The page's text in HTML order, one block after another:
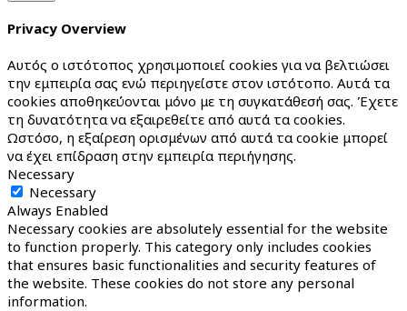
Privacy Overview
Αυτός ο ιστότοπος χρησιμοποιεί cookies για να βελτιώσει
την εμπειρία σας ενώ περιηγείστε στον ιστότοπο. Αυτά τα
cookies αποθηκεύονται μόνο με τη συγκατάθεσή σας. Έχετε
τη δυνατότητα να εξαιρεθείτε από αυτά τα cookies.
Ωστόσο, η εξαίρεση ορισμένων από αυτά τα cookie μπορεί
να έχει επίδραση στην εμπειρία περιήγησης.
Necessary
Necessary
Always Enabled
Necessary cookies are absolutely essential for the website
to function properly. This category only includes cookies
that ensures basic functionalities and security features of
the website. These cookies do not store any personal
information.